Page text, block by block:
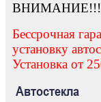
ВНИМАНИЕ!!!
Бессрочная
установку
Установка от
Автостекла